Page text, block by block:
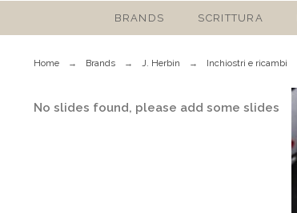
BRANDS SCRITTURA
No slides found, please add some slides
Home Brands J. Herbin Inchiostri e ricambi